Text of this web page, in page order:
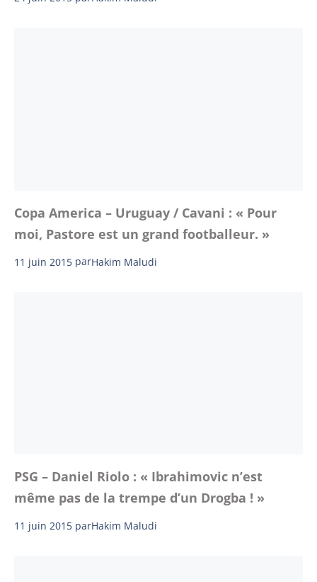
Copa America – Uruguay / Cavani : « Pour
moi, Pastore est un grand footballeur. »
11 juin 2015 parHakim Maludi
PSG – Daniel Riolo : « Ibrahimovic n’est
même pas de la trempe d’un Drogba ! »
11 juin 2015 parHakim Maludi